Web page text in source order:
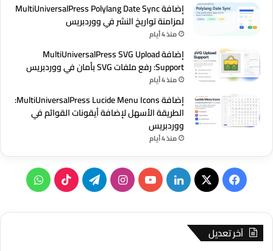
إضافة MultiUniversalPress Polylang Date Sync
لمزامنة تواريخ النشر في ووردبريس
منذ 4 أيام
إضافة MultiUniversalPress SVG Upload
Support: رفع ملفات SVG بأمان في ووردبريس
منذ 4 أيام
إضافة MultiUniversalPress Lucide Menu Icons:
الطريقة الأسهل لإضافة أيقونات القوائم في
ووردبريس
منذ 4 أيام
فيسبوك
‫X لينكدإن‫YouTubeانستقرامتيلقرام‫TikTok
آخر تعديل